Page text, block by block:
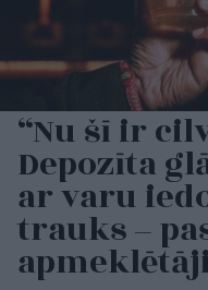
“Nu šī ir
Depozīta
ar varu
trauks –